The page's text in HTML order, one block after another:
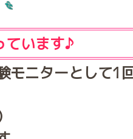
ています♪
モニターとして1